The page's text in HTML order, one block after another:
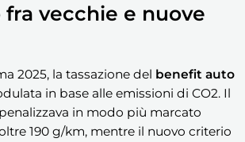
vecchie e nuove
2025, la tassazione del benefit auto
in base alle emissioni di CO2. Il
in modo più marcato
190 g/km, mentre il nuovo criterio